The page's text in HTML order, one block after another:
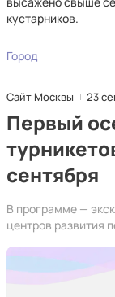
кустарников.
Город
Сайт Москвы 23
Первый
сентября
В программе —
центров развития